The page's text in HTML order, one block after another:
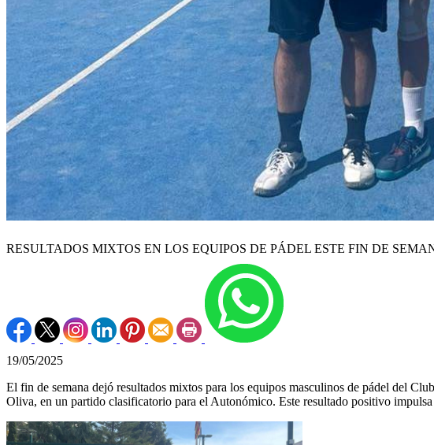
RESULTADOS MIXTOS EN LOS EQUIPOS DE PÁDEL ESTE FIN DE
19/05/2025
El fin de semana dejó resultados mixtos para los equipos masculinos de pádel del
Oliva, en un partido clasificatorio para el Autonómico. Este resultado positivo